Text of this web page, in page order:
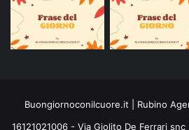
Buongiornoconilcuore.it | Rubino
16121021006 - Via Giolito De Ferrari